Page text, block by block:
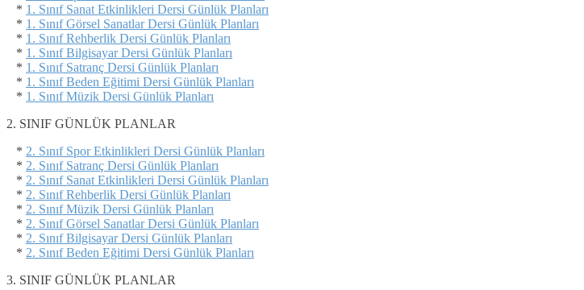
* 1. Sınıf Sanat Etkinlikleri Dersi Günlük Planları
* 1. Sınıf Görsel Sanatlar Dersi Günlük Planları
* 1. Sınıf Rehberlik Dersi Günlük Planları
* 1. Sınıf Bilgisayar Dersi Günlük Planları
* 1. Sınıf Satranç Dersi Günlük Planları
* 1. Sınıf Beden Eğitimi Dersi Günlük Planları
* 1. Sınıf Müzik Dersi Günlük Planları
2. SINIF GÜNLÜK PLANLAR
* 2. Sınıf Spor Etkinlikleri Dersi Günlük Planları
* 2. Sınıf Satranç Dersi Günlük Planları
* 2. Sınıf Sanat Etkinlikleri Dersi Günlük Planları
* 2. Sınıf Rehberlik Dersi Günlük Planları
* 2. Sınıf Müzik Dersi Günlük Planları
* 2. Sınıf Görsel Sanatlar Dersi Günlük Planları
* 2. Sınıf Bilgisayar Dersi Günlük Planları
* 2. Sınıf Beden Eğitimi Dersi Günlük Planları
3. SINIF GÜNLÜK PLANLAR